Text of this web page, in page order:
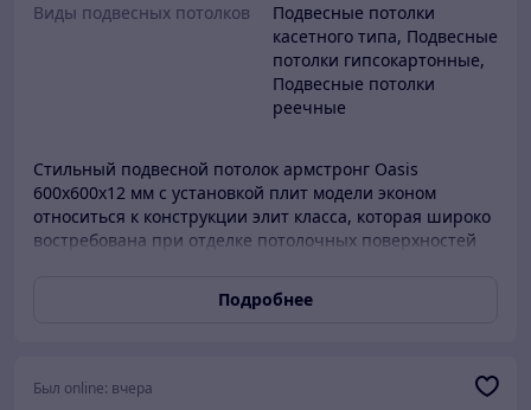
Виды подвесных потолков
Подвесные потолки
касетного типа, Подвесные
потолки гипсокартонные,
Подвесные потолки
реечные
Стильный подвесной потолок армстронг Oasis
600х600х12 мм с установкой плит модели эконом
относиться к конструкции элит класса, которая широко
востребована при отделке потолочных поверхностей
Благодаря высокой эстетичности, отличным
показателям шумопоглощения и влагостойкости,
холлов и даже жилых помещений. Изысканная
Подробнее
Был online: вчера